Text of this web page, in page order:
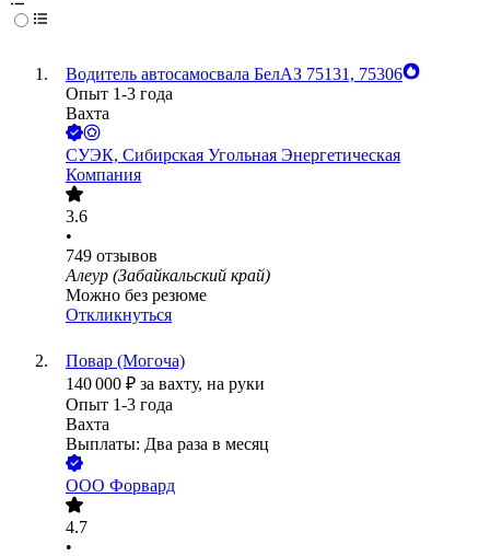
Водитель автосамосвала БелАЗ 75131, 75306
Опыт 1-3 года
Вахта
СУЭК, Сибирская Угольная Энергетическая
Компания
3.6
•
749 отзывов
Алеур (Забайкальский край)
Можно без резюме
Откликнуться
Повар (Могоча)
140 000 ₽ за вахту, на руки
Опыт 1-3 года
Вахта
Выплаты: Два раза в месяц
ООО Форвард
4.7
•